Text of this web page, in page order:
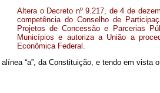
Altera o Decreto nº 9.217, de 4 de
competência do Conselho de
Projetos de Concessão e Parcerias
Municípios e autoriza a União a
Econômica Federal.
“a”, da Constituição, e tendo em vista